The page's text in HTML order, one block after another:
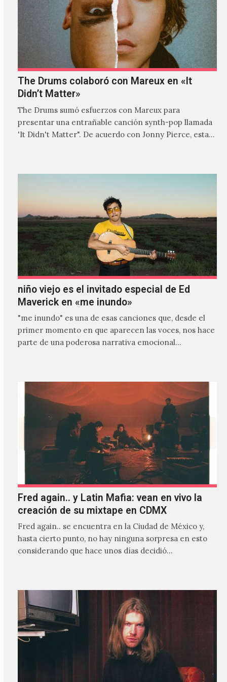
The Drums colaboró con Mareux en «It
Didn’t Matter»
The Drums sumó esfuerzos con Mareux para
presentar una entrañable canción synth-pop llamada
'It Didn't Matter". De acuerdo con Jonny Pierce, esta
niño viejo es el invitado especial de Ed
Maverick en «me inundo»
"me inundo" es una de esas canciones que, desde el
primer momento en que aparecen las voces, nos hace
parte de una poderosa narrativa emocional…
Fred again.. y Latin Mafia: vean en vivo la
creación de su mixtape en CDMX
Fred again.. se encuentra en la Ciudad de México y,
hasta cierto punto, no hay ninguna sorpresa en esto
considerando que hace unos días decidió…